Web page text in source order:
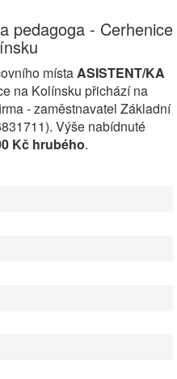
pedagoga - Cerhenice
místaASISTENT/KA
na Kolínsku přichází na
- zaměstnavatel Základní
Výše nabídnuté
Kč hrubého.